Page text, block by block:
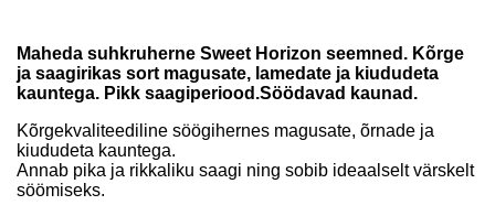
Maheda suhkruherne Sweet Horizon seemned. Kõrge
ja saagirikas sort magusate, lamedate ja kiududeta
kauntega. Pikk saagiperiood.Söödavad kaunad.
Kõrgekvaliteediline söögihernes magusate, õrnade ja
kiududeta kauntega.
Annab pika ja rikkaliku saagi ning sobib ideaalselt värskelt
söömiseks.